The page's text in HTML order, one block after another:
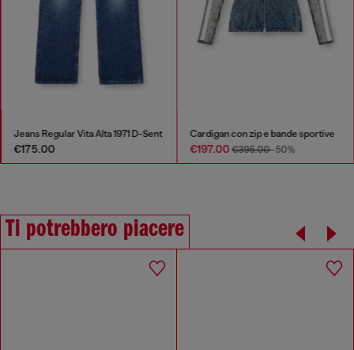
Jeans Regular Vita Alta 1971 D-Sent
€175.00
Cardigan con zip e bande sportive
€197.00€395.00-50%
Ti potrebbero piacere